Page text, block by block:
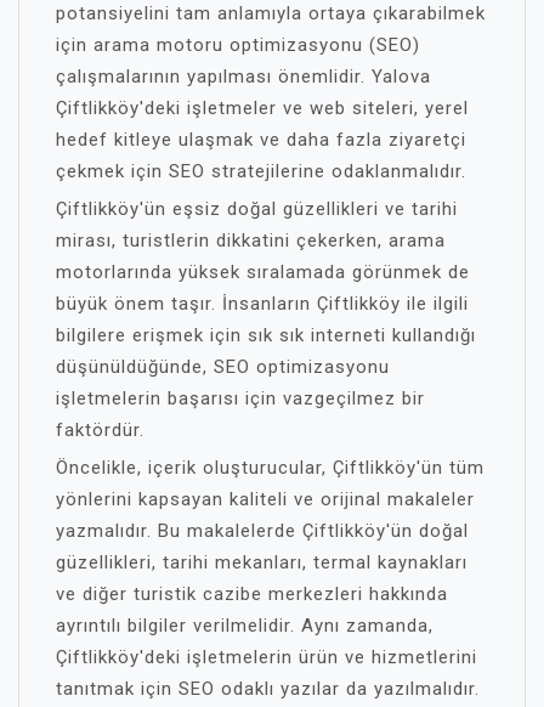
potansiyelini tam anlamıyla ortaya çıkarabilmek
için arama motoru optimizasyonu (SEO)
çalışmalarının yapılması önemlidir. Yalova
Çiftlikköy'deki işletmeler ve web siteleri, yerel
hedef kitleye ulaşmak ve daha fazla ziyaretçi
çekmek için SEO stratejilerine odaklanmalıdır.
Çiftlikköy'ün eşsiz doğal güzellikleri ve tarihi
mirası, turistlerin dikkatini çekerken, arama
motorlarında yüksek sıralamada görünmek de
büyük önem taşır. İnsanların Çiftlikköy ile ilgili
bilgilere erişmek için sık sık interneti kullandığı
düşünüldüğünde, SEO optimizasyonu
işletmelerin başarısı için vazgeçilmez bir
faktördür.
Öncelikle, içerik oluşturucular, Çiftlikköy'ün tüm
yönlerini kapsayan kaliteli ve orijinal makaleler
yazmalıdır. Bu makalelerde Çiftlikköy'ün doğal
güzellikleri, tarihi mekanları, termal kaynakları
ve diğer turistik cazibe merkezleri hakkında
ayrıntılı bilgiler verilmelidir. Aynı zamanda,
Çiftlikköy'deki işletmelerin ürün ve hizmetlerini
tanıtmak için SEO odaklı yazılar da yazılmalıdır.